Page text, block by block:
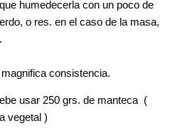
humedecerla con un poco de
o res. en el caso de la masa,
consistencia.
usar 250 grs. de manteca (
vegetal )